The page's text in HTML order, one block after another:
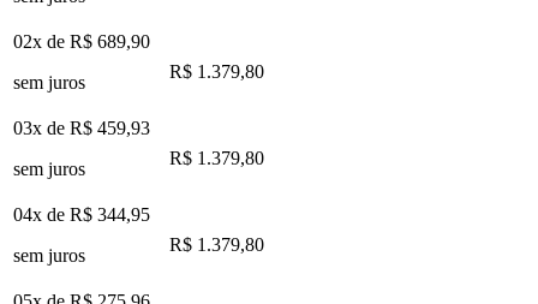
02x de R$ 689,90
sem juros
R$ 1.379,80
03x de R$ 459,93
sem juros
R$ 1.379,80
04x de R$ 344,95
sem juros
R$ 1.379,80